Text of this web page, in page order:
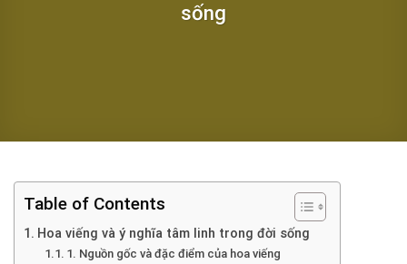
sống
Table of Contents
Hoa viếng và ý nghĩa tâm linh trong đời sống
1. Nguồn gốc và đặc điểm của hoa viếng